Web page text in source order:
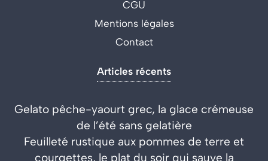
CGU
Mentions légales
Contact
Articles récents
Gelato pêche-yaourt grec, la glace crémeuse
de l’été sans gelatière
Feuilleté rustique aux pommes de terre et
courgettes, le plat du soir qui sauve la